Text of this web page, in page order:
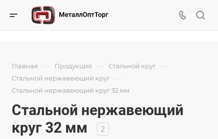
Главная — Продукция — Стальной круг —
Стальной нержавеющий круг —
Стальной нержавеющий круг 32 мм
Стальной нержавеющий
круг 32 мм
2